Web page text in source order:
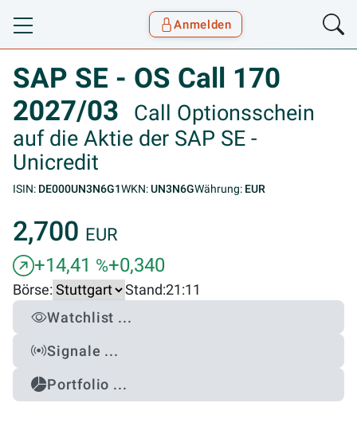
Toggle navigation
Anmelden
SAP SE - OS Call 170
2027/03
Call Optionsschein
auf die Aktie der SAP SE -
Unicredit
ISIN: DE000UN3N6G1WKN:UN3N6GWährung: EUR
2,700 EUR
+14,41 %+0,340
Börse: Stand:21:11
Watchlist ...
Signale ...
Portfolio ...